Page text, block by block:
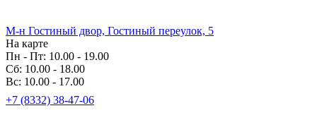
М-н Гостиный двор, Гостиный переулок, 5
На карте
Пн - Пт: 10.00 - 19.00
Сб: 10.00 - 18.00
Вс: 10.00 - 17.00
+7 (8332) 38-47-06